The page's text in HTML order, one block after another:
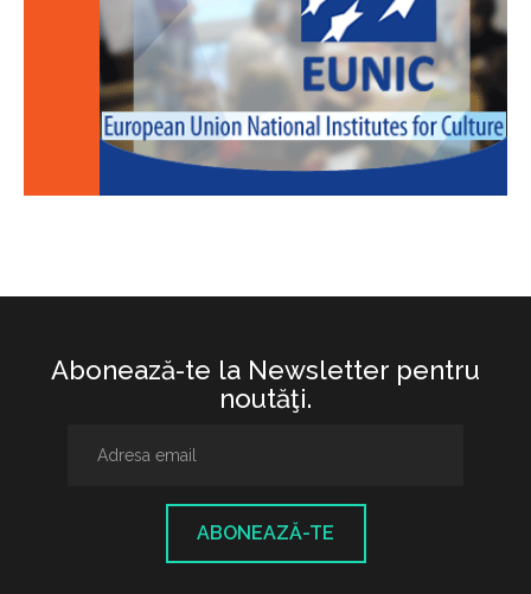
Abonează-te la Newsletter pentru
noutăţi.
ABONEAZĂ-TE